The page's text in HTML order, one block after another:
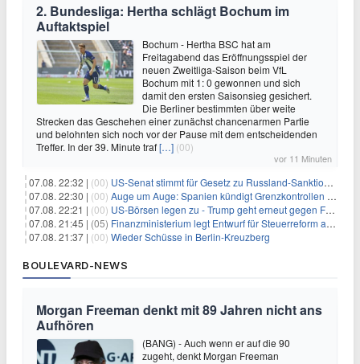
2. Bundesliga: Hertha schlägt Bochum im
Auftaktspiel
Bochum - Hertha BSC hat am
Freitagabend das Eröffnungsspiel der
neuen Zweitliga-Saison beim VfL
Bochum mit 1: 0 gewonnen und sich
damit den ersten Saisonsieg gesichert.
Die Berliner bestimmten über weite
Strecken das Geschehen einer zunächst chancenarmen Partie
und belohnten sich noch vor der Pause mit dem entscheidenden
Treffer. In der 39. Minute traf[…] (00)
vor 11 Minuten
07.08. 22:32 | (00) US-Senat stimmt für Gesetz zu Russland-Sanktionen
07.08. 22:30 | (00) Auge um Auge: Spanien kündigt Grenzkontrollen zu Italien an
07.08. 22:21 | (00) US-Börsen legen zu - Trump geht erneut gegen Fed-Gouverneurin vor
07.08. 21:45 | (05) Finanzministerium legt Entwurf für Steuerreform ab 2027 vor
07.08. 21:37 | (00) Wieder Schüsse in Berlin-Kreuzberg
BOULEVARD-NEWS
Morgan Freeman denkt mit 89 Jahren nicht ans
Aufhören
(BANG) - Auch wenn er auf die 90
zugeht, denkt Morgan Freeman